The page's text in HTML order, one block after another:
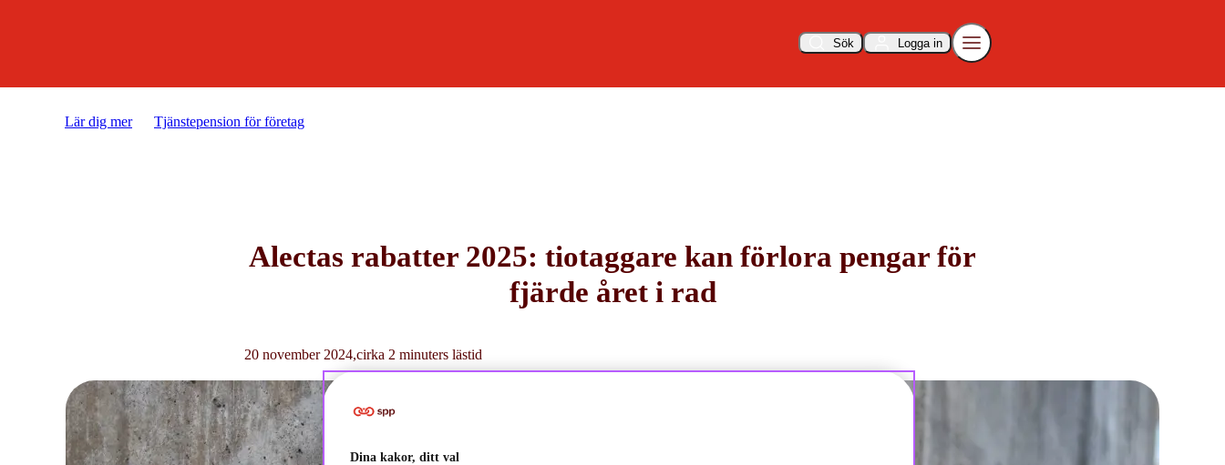
Sök Logga in
Lär dig mer Tjänstepension för företag
Alectas rabatter 2025: tiotaggare kan förlora pengar för
fjärde året i rad
20 november 2024 cirka 2 minuters lästid
Dina kakor, ditt val